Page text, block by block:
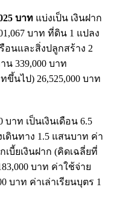
บาท แบ่งเป็น เงินฝาก
บาท ที่ดิน 1 แปลง
อนและสิ่งปลูกสร้าง 2
น 339,000 บาท
นไป) 26,525,000 บาท
าท เป็นเงินเดือน 6.5
ดินทาง 1.5 แสนบาท ค่า
เบี้ยเงินฝาก (คิดเฉลี่ยที่
บาท ค่าใช้จ่าย
บาท ค่าเล่าเรียนบุตร 1